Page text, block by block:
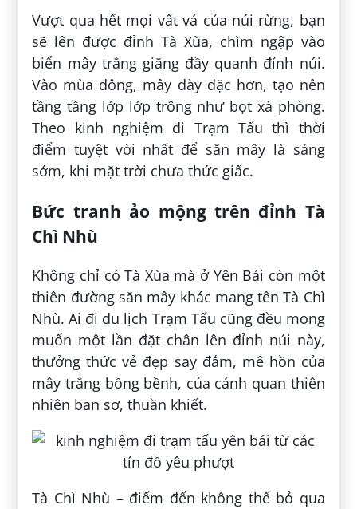
Vượt qua hết mọi vất vả của núi rừng, bạn
sẽ lên được đỉnh Tà Xùa, chìm ngập vào
biển mây trắng giăng đầy quanh đỉnh núi.
Vào mùa đông, mây dày đặc hơn, tạo nên
tầng tầng lớp lớp trông như bọt xà phòng.
Theo kinh nghiệm đi Trạm Tấu thì thời
điểm tuyệt vời nhất để săn mây là sáng
sớm, khi mặt trời chưa thức giấc.
Bức tranh ảo mộng trên đỉnh Tà
Chì Nhù
Không chỉ có Tà Xùa mà ở Yên Bái còn một
thiên đường săn mây khác mang tên Tà Chì
Nhù. Ai đi du lịch Trạm Tấu cũng đều mong
muốn một lần đặt chân lên đỉnh núi này,
thưởng thức vẻ đẹp say đắm, mê hồn của
mây trắng bồng bềnh, của cảnh quan thiên
nhiên ban sơ, thuần khiết.
Tà Chì Nhù – điểm đến không thể bỏ qua